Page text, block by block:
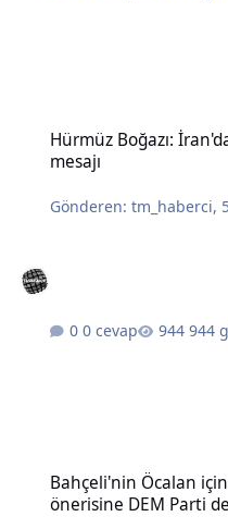
Hürmüz Boğazı:
mesajı
Gönderen:tm_haberci,
0 cevap 944
Bahçeli'nin Öcalan
önerisine DEM Parti